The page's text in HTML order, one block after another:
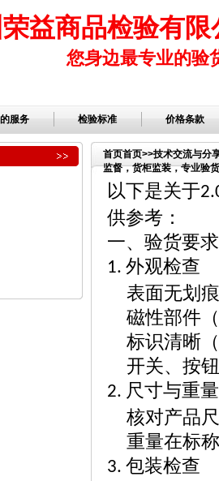
益商品检验有限
您身边最专业的验
服务 检验标准 价格条款
首页首页>>技术交流与分
监督，货柜监装，专业验
检验，检品公司，服装检
以下是关于
供参考：
一、验货要求
1. 外观检查
表面无划
磁性部件
标识清晰
开关、按
2. 尺寸与重
核对产品
重量在标
3. 包装检查